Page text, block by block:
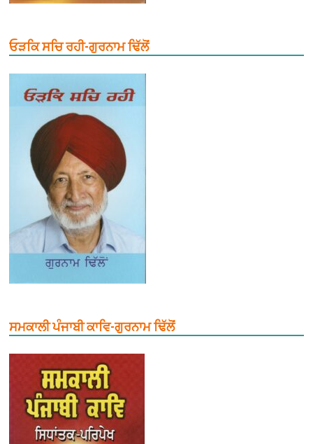
ਓੜਕਿ ਸਚਿ ਰਹੀ-ਗੁਰਨਾਮ ਢਿੱਲੋਂ
ਸਮਕਾਲੀ ਪੰਜਾਬੀ ਕਾਵਿ-ਗੁਰਨਾਮ ਢਿੱਲੋਂ